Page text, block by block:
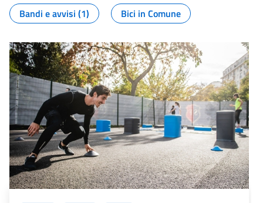
Bandi e avvisi (1)
Bici in Comune